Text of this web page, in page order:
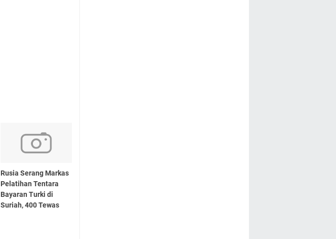
Rusia Serang Markas
Pelatihan Tentara
Bayaran Turki di
Suriah, 400 Tewas